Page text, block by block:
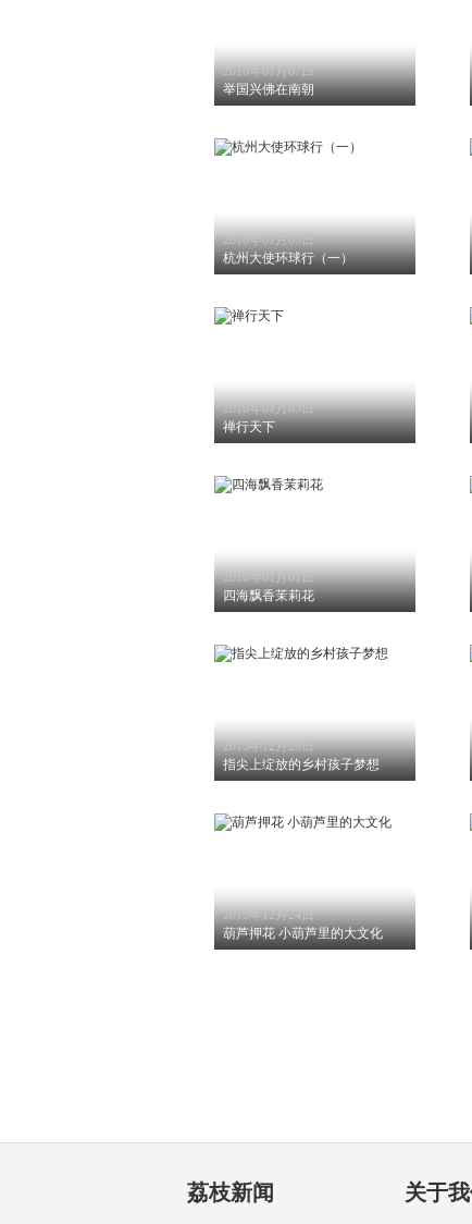
2016年01月07日
举国兴佛在南朝
2016年01月05日
杭州大使环球行（一）
2016年01月03日
禅行天下
2016年01月01日
四海飘香茉莉花
2015年12月28日
指尖上绽放的乡村孩子梦想
2015年12月24日
葫芦押花 小葫芦里的大文化
荔枝新闻 关于我